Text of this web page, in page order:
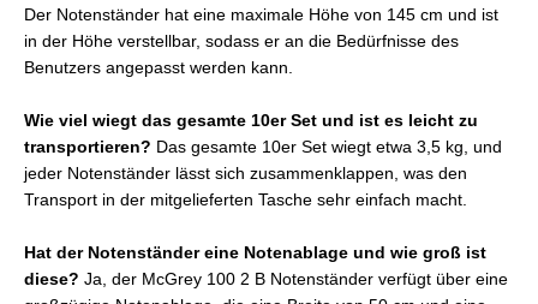
Der Notenständer hat eine maximale Höhe von 145 cm und ist
in der Höhe verstellbar, sodass er an die Bedürfnisse des
Benutzers angepasst werden kann.
Wie viel wiegt das gesamte 10er Set und ist es leicht zu
transportieren? Das gesamte 10er Set wiegt etwa 3,5 kg, und
jeder Notenständer lässt sich zusammenklappen, was den
Transport in der mitgelieferten Tasche sehr einfach macht.
Hat der Notenständer eine Notenablage und wie groß ist
diese? Ja, der McGrey 100 2 B Notenständer verfügt über eine